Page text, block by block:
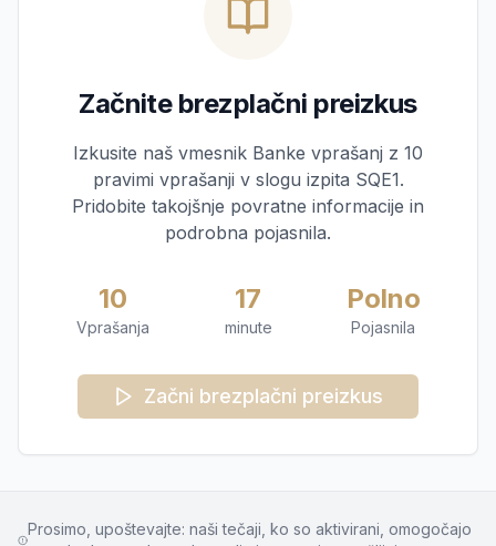
Začnite brezplačni preizkus
Izkusite naš vmesnik Banke vprašanj z 10
pravimi vprašanji v slogu izpita SQE1.
Pridobite takojšnje povratne informacije in
podrobna pojasnila.
10
Vprašanja
17
minute
Polno
Pojasnila
Začni brezplačni preizkus
Prosimo, upoštevajte: naši tečaji, ko so aktivirani, omogočajo